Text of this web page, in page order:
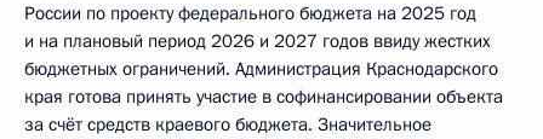
России по проекту федерального бюджета на 2025 год
и на плановый период 2026 и 2027 годов ввиду жестких
бюджетных ограничений. Администрация Краснодарского
края готова принять участие в софинансировании объекта
за счёт средств краевого бюджета. Значительное